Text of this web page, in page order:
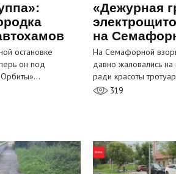
остановке
он под
«Дежурная
на
На Семафорной
давно жаловались
ради красоты
319